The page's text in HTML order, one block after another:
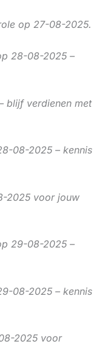
op 27-08-2025.
28-08-2025 –
blijf verdienen met
08-2025 – kennis
2025 voor jouw
29-08-2025 –
08-2025 – kennis
2025 voor